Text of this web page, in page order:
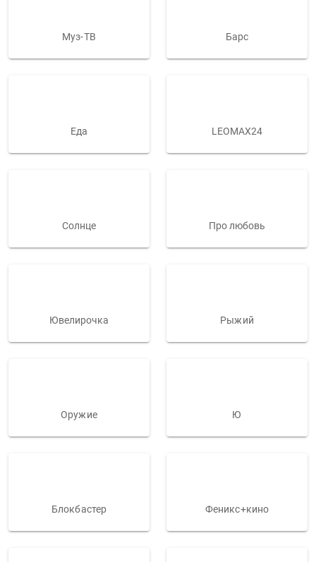
Муз-ТВ Барс
Еда LEOMAX24
Солнце Про любовь
Ювелирочка Рыжий
Оружие Ю
Блокбастер Феникс+кино